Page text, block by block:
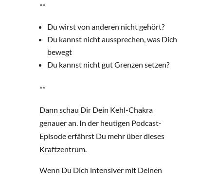
**
Du wirst von anderen nicht gehört?
Du kannst nicht aussprechen, was Dich
bewegt
Du kannst nicht gut Grenzen setzen?
**
Dann schau Dir Dein Kehl-Chakra
genauer an. In der heutigen Podcast-
Episode erfährst Du mehr über dieses
Kraftzentrum.
Wenn Du Dich intensiver mit Deinen